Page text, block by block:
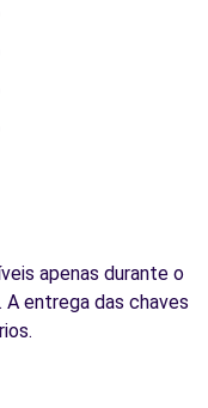
apenas durante o
entrega das chaves